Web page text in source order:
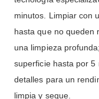
minutos. Limpiar con
hasta que no queden
una limpieza
superficie hasta por
detalles para un
limpia y seque.